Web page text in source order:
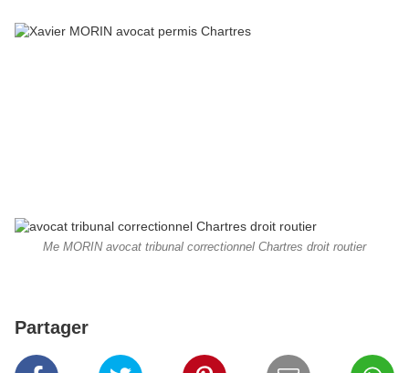
Me MORIN avocat tribunal correctionnel Chartres droit routier
Partager